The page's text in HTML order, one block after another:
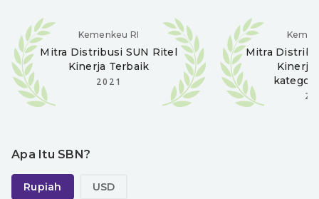
Kemenkeu RI
Mitra Distribusi SUN Ritel
Kinerja Terbaik
2021
Mitra
Kinerja
Apa Itu SBN?
Rupiah USD